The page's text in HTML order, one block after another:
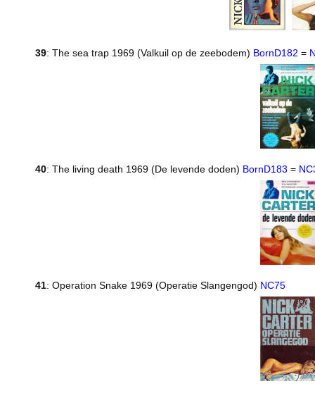
39: The sea trap 1969 (Valkuil op de zeebodem) BornD182 =
40: The living death 1969 (De levende doden) BornD183 =
41: Operation Snake 1969 (Operatie Slangengod) NC75